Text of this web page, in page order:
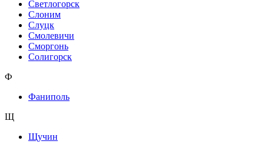
Светлогорск
Слоним
Слуцк
Смолевичи
Сморгонь
Солигорск
Ф
Фаниполь
Щ
Щучин